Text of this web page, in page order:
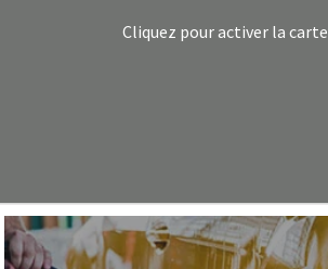
Cliquez pour activer la carte